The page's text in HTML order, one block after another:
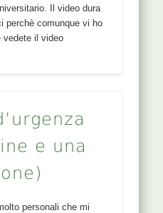
Il video dura
perchè comunque vi ho
vedete il video
e una
personali che mi